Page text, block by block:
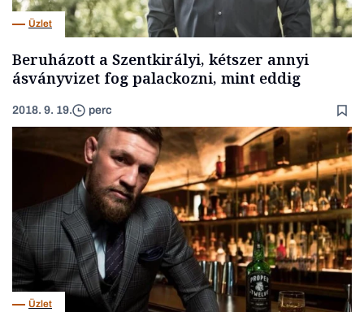
Üzlet
Beruházott a Szentkirályi, kétszer annyi
ásványvizet fog palackozni, mint eddig
2018. 9. 19. perc
Üzlet